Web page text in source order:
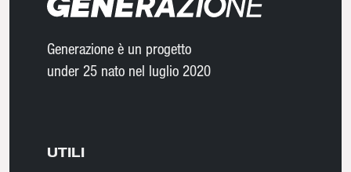
Generazione è un progetto
under 25 nato nel luglio 2020
UTILI